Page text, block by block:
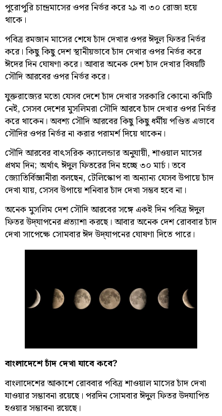
পুরোপুরি চান্দ্রমাসের ওপর নির্ভর করে ২৯ বা ৩০ রোজা হয়ে
থাকে।
পবিত্র রমজান মাসের শেষে চাঁদ দেখার ওপর ঈদুল ফিতর নির্ভর
করে। কিছু কিছু দেশ স্থানীয়ভাবে চাঁদ দেখার ওপর নির্ভর করে
ঈদের দিন ঘোষণা করে। আবার অনেক দেশ চাঁদ দেখার বিষয়টি
সৌদি আরবের ওপর নির্ভর করে।
যুক্তরাজ্যের মতো যেসব দেশে চাঁদ দেখার সরকারি কোনো কমিটি
নেই, সেসব দেশের মুসলিমরা সৌদি আরবে চাঁদ দেখার ওপর নির্ভর
করে থাকেন। অবশ্য সৌদি আরবের কিছু কিছু ধর্মীয় পণ্ডিত এভাবে
সৌদির ওপর নির্ভর না করার পরামর্শ দিয়ে থাকেন।
সৌদি আরবের বাৎসরিক ক্যালেন্ডার অনুযায়ী, শাওয়াল মাসের
প্রথম দিন; অর্থাৎ ঈদুল ফিতরের দিন হচ্ছে ৩০ মার্চ। তবে
জ্যোতির্বিজ্ঞানীরা বলছেন, টেলিস্কোপ বা অন্যান্য যেসব উপায়ে চাঁদ
দেখা যায়, সেসব উপায়ে শনিবার চাঁদ দেখা সম্ভব হবে না।
অনেক মুসলিম দেশ সৌদি আরবের সঙ্গে একই দিন পবিত্র ঈদুল
ফিতর উদ্‌যাপনের প্রত্যাশা করছে। আবার অনেক দেশ রোববার চাঁদ
দেখা সাপেক্ষে সোমবার ঈদ উদ্‌যাপনের ঘোষণা দিতে পারে।
বাংলাদেশে চাঁদ দেখা যাবে কবে?
বাংলাদেশের আকাশে রোববার পবিত্র শাওয়াল মাসের চাঁদ দেখা
যাওয়ার সম্ভাবনা রয়েছে। পরদিন সোমবার ঈদুল ফিতর উদযাপিত
হওয়ার সম্ভাবনা রয়েছে।